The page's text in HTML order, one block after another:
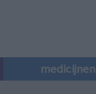
medicijnen